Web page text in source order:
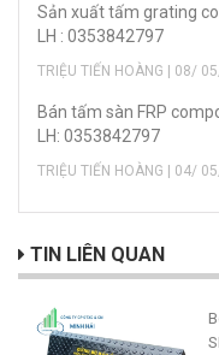
Sản xuất tấm grating
LH : 0353842797
TRIỆU TIẾN HOÀNG | 08/
Bán tấm sàn FRP
LH: 0353842797
TRIỆU TIẾN HOÀNG | 04/
TIN LIÊN QUAN